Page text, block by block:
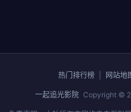
热门排行榜 网站地
一起追光影院 Copyright ©